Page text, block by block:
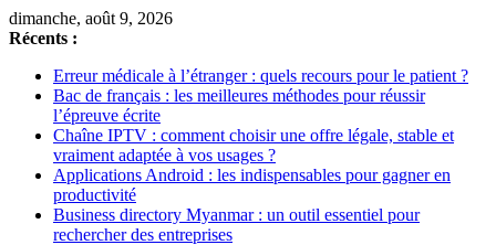
dimanche, août 9, 2026
Récents :
Erreur médicale à l’étranger : quels recours pour le patient ?
Bac de français : les meilleures méthodes pour réussir
l’épreuve écrite
Chaîne IPTV : comment choisir une offre légale, stable et
vraiment adaptée à vos usages ?
Applications Android : les indispensables pour gagner en
productivité
Business directory Myanmar : un outil essentiel pour
rechercher des entreprises